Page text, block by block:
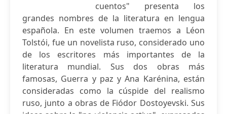
cuentos" presenta los
grandes nombres de la literatura en lengua
española. En este volumen traemos a Léon
Tolstói, fue un novelista ruso, considerado uno
de los escritores más importantes de la
literatura mundial. Sus dos obras más
famosas, Guerra y paz y Ana Karénina, están
consideradas como la cúspide del realismo
ruso, junto a obras de Fiódor Dostoyevski. Sus